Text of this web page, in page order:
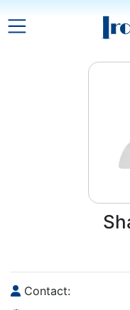
Contact: